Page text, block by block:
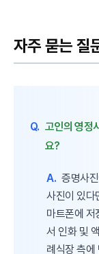
자주 묻는 질
Q. 고인의 영정
요?
A. 증명사
사진이 있다
마트폰에 저
서 인화 및
례식장 측에